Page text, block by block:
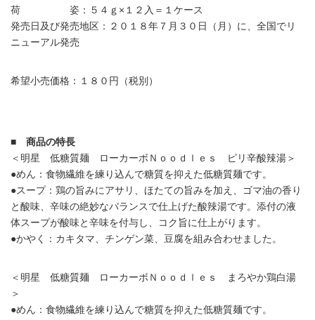
荷 姿：５４ｇ×１２入＝１ケース
発売日及び発売地区：２０１８年７月３０日（月）に、全国でリ
ニューアル発売
希望小売価格：１８０円（税別）
■ 商品の特長
＜明星 低糖質麺 ローカーボＮｏｏｄｌｅｓ ピリ辛酸辣湯＞
●めん：食物繊維を練り込んで糖質を抑えた低糖質麺です。
●スープ：鶏の旨みにアサリ、ほたての旨みを加え、ゴマ油の香り
と酸味、辛味の絶妙なバランスで仕上げた酸辣湯です。添付の液
体スープが酸味と辛味を付与し、コク旨に仕上がります。
●かやく：カキタマ、チンゲン菜、豆腐を組み合わせました。
＜明星 低糖質麺 ローカーボＮｏｏｄｌｅｓ まろやか鶏白湯
＞
●めん：食物繊維を練り込んで糖質を抑えた低糖質麺です。